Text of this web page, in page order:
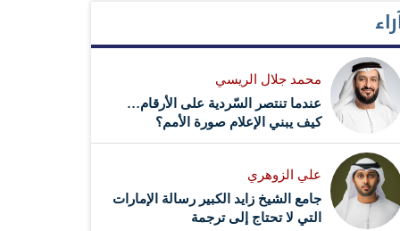
محمد جلال الريسي
عندما تنتصر السّردية على الأرقام…
كيف يبني الإعلام صورة الأمم؟
علي الزوهري
جامع الشيخ زايد الكبير رسالة الإمارات
التي لا تحتاج إلى ترجمة